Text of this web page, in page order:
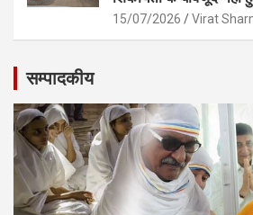
15/07/2026 Virat
सम्पादकीय